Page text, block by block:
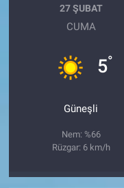
27 ŞUBAT
CUMA
5°
Güneşli
Nem: %66
Rüzgar: 6 km/h